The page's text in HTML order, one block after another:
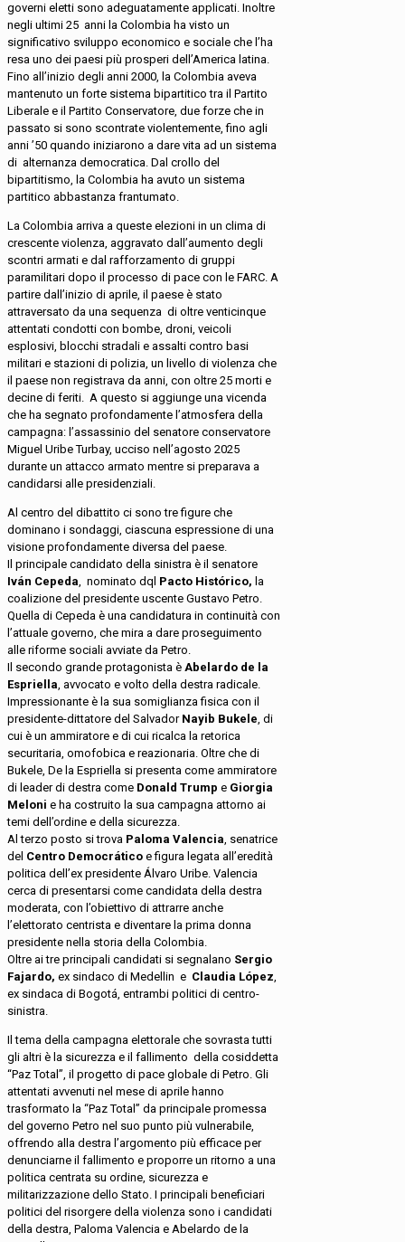
governi eletti sono adeguatamente applicati. Inoltre
negli ultimi 25 anni la Colombia ha visto un
significativo sviluppo economico e sociale che l’ha
resa uno dei paesi più prosperi dell’America latina.
Fino all’inizio degli anni 2000, la Colombia aveva
mantenuto un forte sistema bipartitico tra il Partito
Liberale e il Partito Conservatore, due forze che in
passato si sono scontrate violentemente, fino agli
anni ’50 quando iniziarono a dare vita ad un sistema
di alternanza democratica. Dal crollo del
bipartitismo, la Colombia ha avuto un sistema
partitico abbastanza frantumato.
La Colombia arriva a queste elezioni in un clima di
crescente violenza, aggravato dall’aumento degli
scontri armati e dal rafforzamento di gruppi
paramilitari dopo il processo di pace con le FARC. A
partire dall’inizio di aprile, il paese è stato
attraversato da una sequenza di oltre venticinque
attentati condotti con bombe, droni, veicoli
esplosivi, blocchi stradali e assalti contro basi
militari e stazioni di polizia, un livello di violenza che
il paese non registrava da anni, con oltre 25 morti e
decine di feriti. A questo si aggiunge una vicenda
che ha segnato profondamente l’atmosfera della
campagna: l’assassinio del senatore conservatore
Miguel Uribe Turbay, ucciso nell’agosto 2025
durante un attacco armato mentre si preparava a
candidarsi alle presidenziali.
Al centro del dibattito ci sono tre figure che
dominano i sondaggi, ciascuna espressione di una
visione profondamente diversa del paese.
Il principale candidato della sinistra è il senatore
Iván Cepeda, nominato dql Pacto Histórico, la
coalizione del presidente uscente Gustavo Petro.
Quella di Cepeda è una candidatura in continuità con
l’attuale governo, che mira a dare proseguimento
alle riforme sociali avviate da Petro.
Il secondo grande protagonista è Abelardo de la
Espriella, avvocato e volto della destra radicale.
Impressionante è la sua somiglianza fisica con il
presidente-dittatore del Salvador Nayib Bukele, di
cui è un ammiratore e di cui ricalca la retorica
securitaria, omofobica e reazionaria. Oltre che di
Bukele, De la Espriella si presenta come ammiratore
di leader di destra come Donald Trump e Giorgia
Meloni e ha costruito la sua campagna attorno ai
temi dell’ordine e della sicurezza.
Al terzo posto si trova Paloma Valencia, senatrice
del Centro Democrático e figura legata all’eredità
politica dell’ex presidente Álvaro Uribe. Valencia
cerca di presentarsi come candidata della destra
moderata, con l’obiettivo di attrarre anche
l’elettorato centrista e diventare la prima donna
presidente nella storia della Colombia.
Oltre ai tre principali candidati si segnalano Sergio
Fajardo, ex sindaco di Medellin e Claudia López,
ex sindaca di Bogotá, entrambi politici di centro-
sinistra.
Il tema della campagna elettorale che sovrasta tutti
gli altri è la sicurezza e il fallimento della cosiddetta
“Paz Total”, il progetto di pace globale di Petro. Gli
attentati avvenuti nel mese di aprile hanno
trasformato la “Paz Total” da principale promessa
del governo Petro nel suo punto più vulnerabile,
offrendo alla destra l’argomento più efficace per
denunciarne il fallimento e proporre un ritorno a una
politica centrata su ordine, sicurezza e
militarizzazione dello Stato. I principali beneficiari
politici del risorgere della violenza sono i candidati
della destra, Paloma Valencia e Abelardo de la